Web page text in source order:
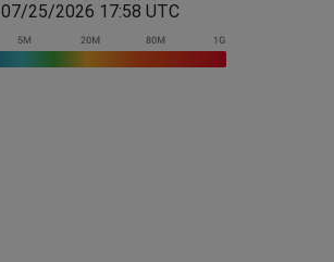
07/25/2026 17:58 UTC